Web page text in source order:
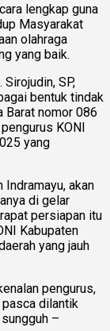
lengkap guna
Masyarakat
olahraga
yang baik.
SP,
bentuk tindak
Barat nomor 086
KONI
yang
Indramayu, akan
di gelar
persiapan itu
Kabupaten
yang jauh
pengurus,
dilantik
–